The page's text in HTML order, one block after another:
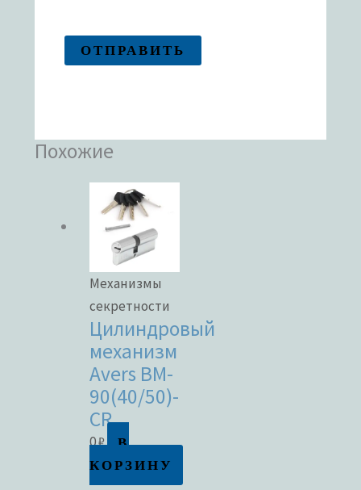
Похожие
Механизмы
секретности
Цилиндровый
механизм
Avers BM-
90(40/50)-
CR
0₽
В
КОРЗИНУ